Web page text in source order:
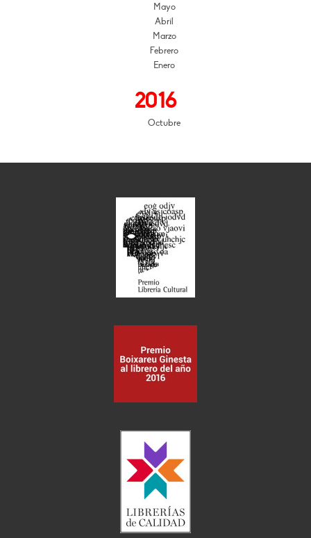
Mayo
Abril
Marzo
Febrero
Enero
2016
Octubre